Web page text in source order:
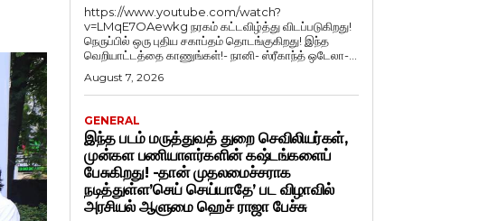
https://www.youtube.com/watch?
v=LMqE7OAewkg நரகம் கட்டவிழ்த்து விடப்படுகிறது!
நெருப்பில் ஒரு புதிய சகாப்தம் தொடங்குகிறது! இந்த
வெறியாட்டத்தை காணுங்கள்!- நானி- ஸ்ரீகாந்த் ஒடேலா-...
August 7, 2026
GENERAL
இந்த படம் மருத்துவத் துறை செவிலியர்கள்,
முன்கள பணியாளர்களின் கஷ்டங்களைப்
பேசுகிறது! -தான் முதலமைச்சராக
நடித்துள்ள’செய் செய்யாதே’ பட விழாவில்
அரசியல் ஆளுமை ஹெச் ராஜா பேச்சு